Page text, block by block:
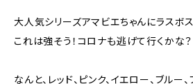
大人気シリーズアマビエちゃんにラスボス
これは強そう！コロナも逃げて行くかな？
なんと、レッド、ピンク、イエロー、ブルー、